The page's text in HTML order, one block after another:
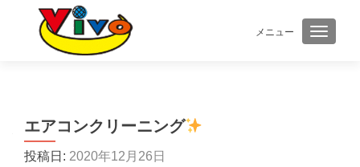
メニュー ナビゲ
エアコンクリーニング
投稿日: 2020年12月26日